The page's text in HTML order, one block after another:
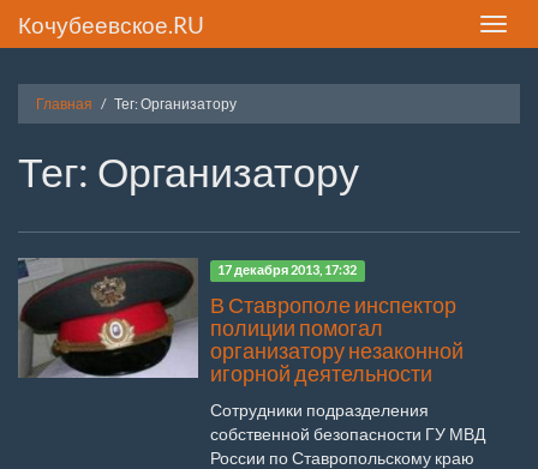
Toggle
Кочубеевское.RU
Главная Тег: Организатору
Тег: Организатору
17 декабря 2013, 17:32
В Ставрополе инспектор
полиции помогал
организатору незаконной
игорной деятельности
Сотрудники подразделения
собственной безопасности ГУ МВД
России по Ставропольскому краю